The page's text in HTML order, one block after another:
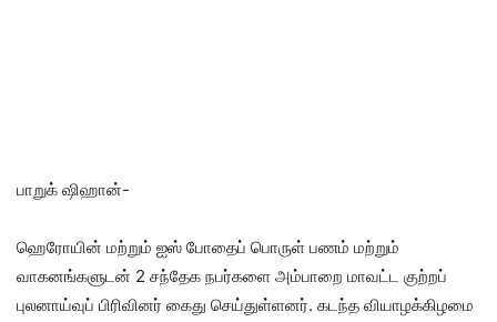
பாறுக் ஷிஹான்-
ஹெரோயின் மற்றும் ஐஸ் போதைப் பொருள் பணம் மற்றும்
வாகனங்களுடன் 2 சந்தேக நபர்களை அம்பாறை மாவட்ட குற்றப்
புலனாய்வுப் பிரிவினர் கைது செய்துள்ளனர். கடந்த வியாழக்கிழமை